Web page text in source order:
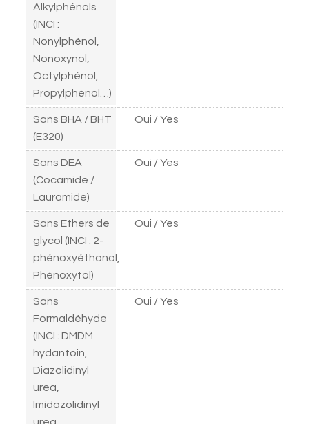
Alkylphénols
(INCI :
Nonylphénol,
Nonoxynol,
Octylphénol,
Propylphénol…)
Sans BHA / BHT
(E320)
Oui / Yes
Sans DEA
(Cocamide /
Lauramide)
Oui / Yes
Sans Ethers de
glycol (INCI : 2-
phénoxyéthanol,
Phénoxytol)
Oui / Yes
Sans
Formaldéhyde
(INCI : DMDM
hydantoin,
Diazolidinyl
urea,
Imidazolidinyl
urea,
Oui / Yes